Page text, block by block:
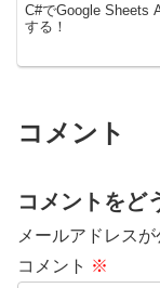
C#でGoogle Sheets
する！
コメント
コメントをど
メールアドレス
コメント ※